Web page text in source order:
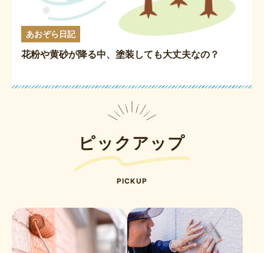
あおぞら日記
花粉や黄砂が降る中、塗装しても大丈夫なの？
ピックアップ
PICKUP